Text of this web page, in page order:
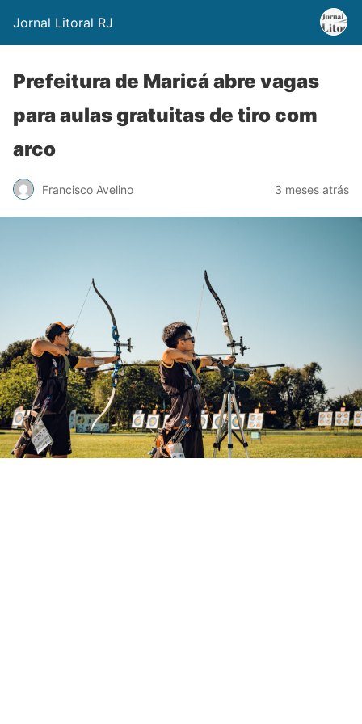
Jornal Litoral RJ
Prefeitura de Maricá abre vagas
para aulas gratuitas de tiro com
arco
Francisco Avelino 3 meses atrás